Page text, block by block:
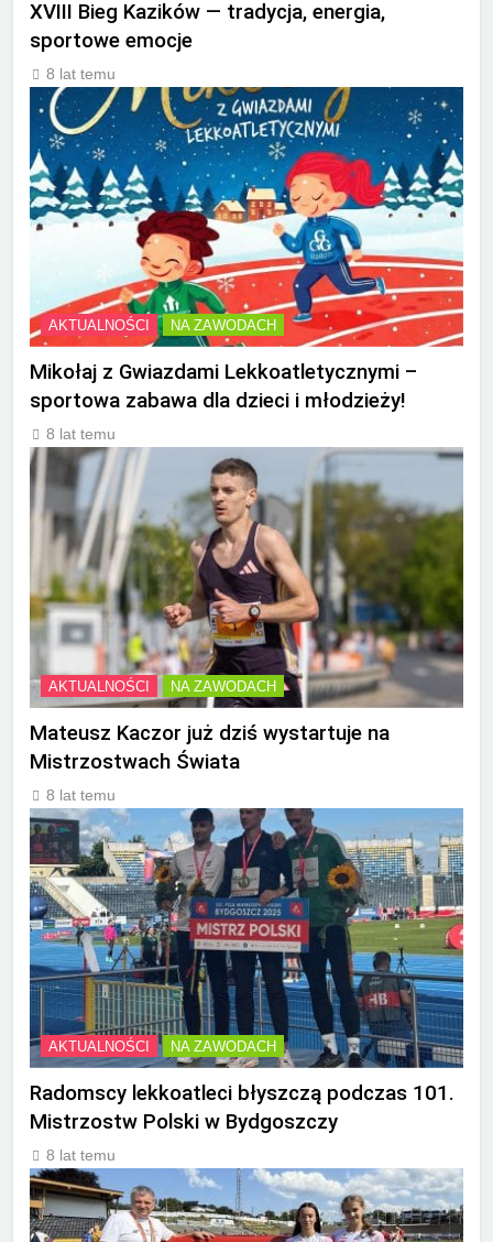
XVIII Bieg Kazików — tradycja, energia,
sportowe emocje
8 lat temu
AKTUALNOŚCI NA ZAWODACH
Mikołaj z Gwiazdami Lekkoatletycznymi –
sportowa zabawa dla dzieci i młodzieży!
8 lat temu
AKTUALNOŚCI NA ZAWODACH
Mateusz Kaczor już dziś wystartuje na
Mistrzostwach Świata
8 lat temu
AKTUALNOŚCI NA ZAWODACH
Radomscy lekkoatleci błyszczą podczas 101.
Mistrzostw Polski w Bydgoszczy
8 lat temu